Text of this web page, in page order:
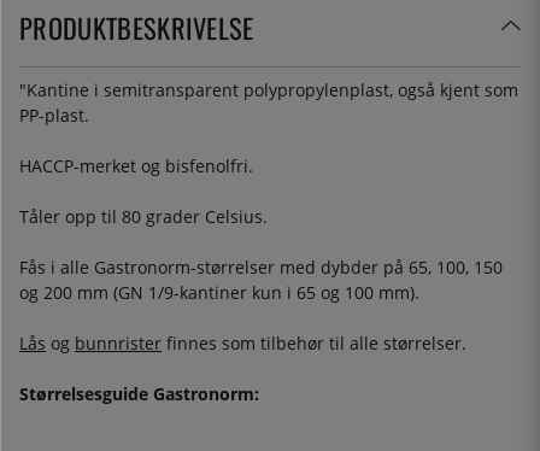
PRODUKTBESKRIVELSE
"Kantine i semitransparent polypropylenplast, også kjent som
PP-plast.
HACCP-merket og bisfenolfri.
Tåler opp til 80 grader Celsius.
Fås i alle Gastronorm-størrelser med dybder på 65, 100, 150
og 200 mm (GN 1/9-kantiner kun i 65 og 100 mm).
Lås og bunnrister finnes som tilbehør til alle størrelser.
Størrelsesguide Gastronorm: